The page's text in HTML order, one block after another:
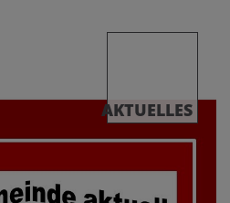
AKTUELLES